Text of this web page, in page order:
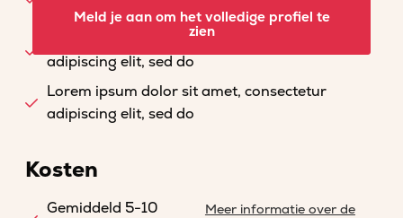
adipiscing elit, sed do
Lorem ipsum dolor sit amet, consectetur
adipiscing elit, sed do
Lorem ipsum dolor sit amet, consectetur
adipiscing elit, sed do
Meld je aan om het volledige profiel te
zien
Kosten
Gemiddeld 5-10
Meer informatie over de